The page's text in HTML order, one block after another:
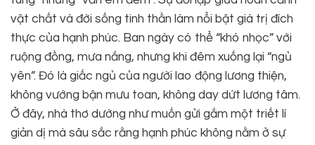
vật chất và đời sống tinh thần làm nổi bật giá trị đích
thực của hạnh phúc. Ban ngày có thể “khó nhọc” với
ruộng đồng, mưa nắng, nhưng khi đêm xuống lại “ngủ
yên”. Đó là giấc ngủ của người lao động lương thiện,
không vướng bận mưu toan, không day dứt lương tâm.
Ở đây, nhà thơ dường như muốn gửi gắm một triết lí
giản dị mà sâu sắc rằng hạnh phúc không nằm ở sự